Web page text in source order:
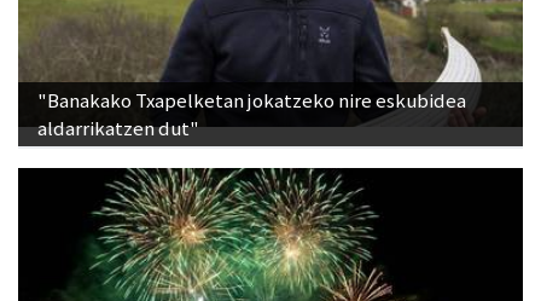
"Banakako Txapelketan jokatzeko nire eskubidea
aldarrikatzen dut"